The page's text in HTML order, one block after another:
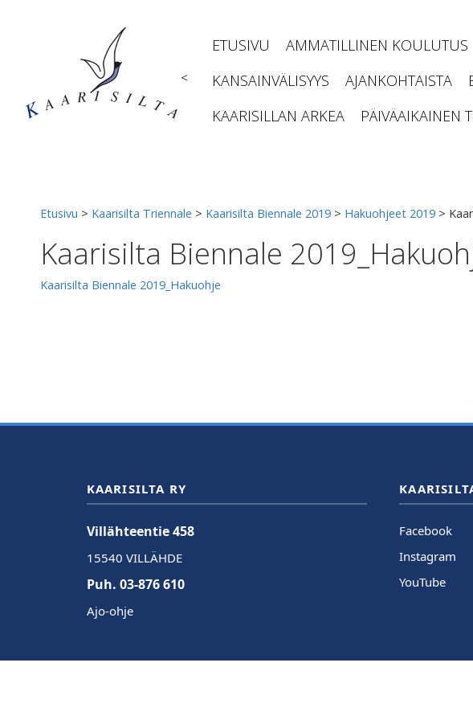
<
ETUSIVU AMMATILLINEN KOULUTUS
KANSAINVÄLISYYS
AJANKOHTAISTA
KAARISILLAN ARKEA
PÄIVÄAIKAINEN
Etusivu > Kaarisilta Triennale > Kaarisilta Biennale 2019 > Hakuohjeet 2019 >
Kaarisilta Biennale
Kaarisilta Biennale 2019_Hakuohje
KAARISILTA RY
Villähteentie 458
15540 VILLÄHDE
Puh. 03-876 610
Ajo-ohje
Facebook
Instagram
YouTube